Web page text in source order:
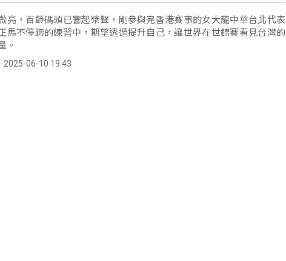
亮，百齡碼頭已響起槳聲，剛參與完香港賽事的女大龍中華台北代表
馬不停蹄的練習中，期望透過提升自己，讓世界在世錦賽看見台灣的
。
2025-06-10 19:43